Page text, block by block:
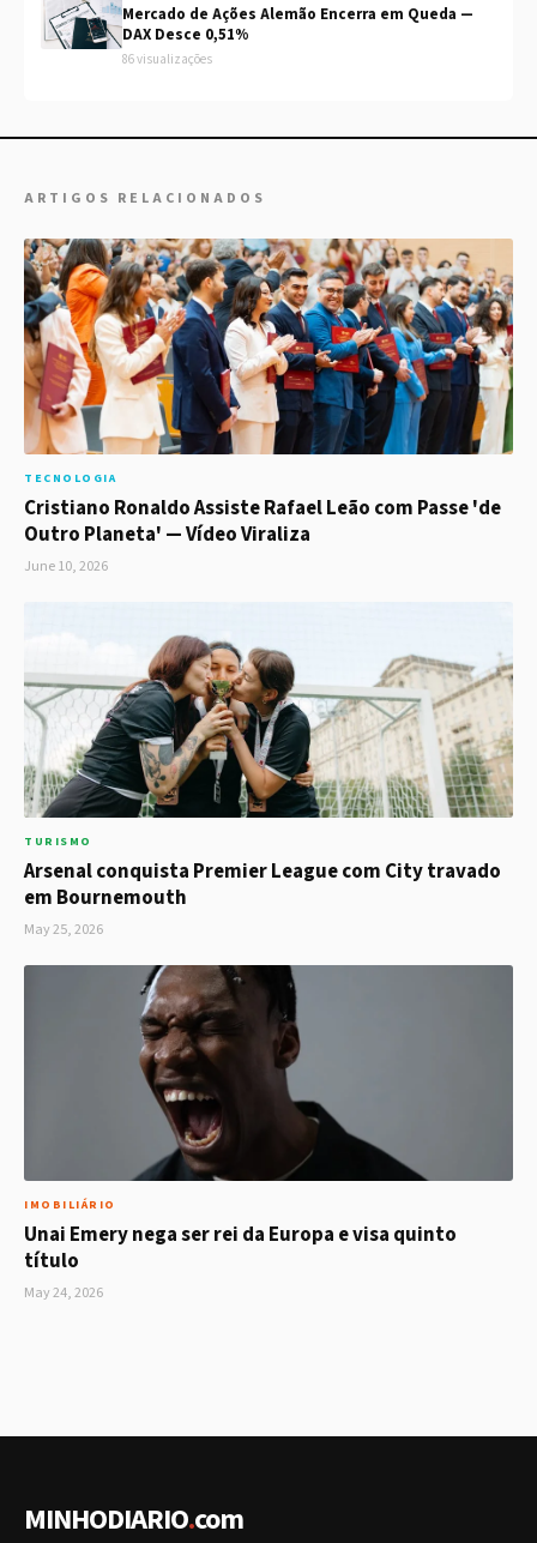
Mercado de Ações Alemão Encerra em Queda —
DAX Desce 0,51%
86 visualizações
ARTIGOS RELACIONADOS
TECNOLOGIA
Cristiano Ronaldo Assiste Rafael Leão com Passe 'de
Outro Planeta' — Vídeo Viraliza
June 10, 2026
TURISMO
Arsenal conquista Premier League com City travado
em Bournemouth
May 25, 2026
IMOBILIÁRIO
Unai Emery nega ser rei da Europa e visa quinto
título
May 24, 2026
MINHODIARIO.com